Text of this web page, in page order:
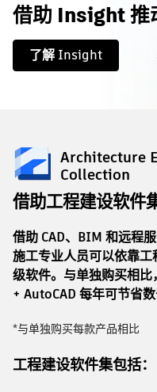
借助 Insight 推
了解 Insight
Architecture
Collection
借助工程建设软件
借助 CAD、BIM 和远程
施工专业人员可以依靠
级软件。与单独购买相
+ AutoCAD 每年可节省数
*与单独购买每款产品相比
工程建设软件集包括：